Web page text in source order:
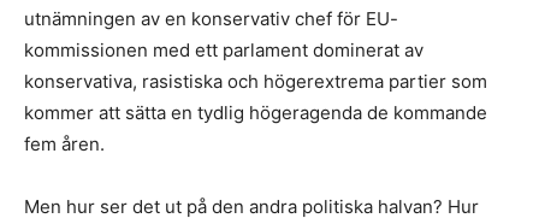
utnämningen av en konservativ chef för EU-
kommissionen med ett parlament dominerat av
konservativa, rasistiska och högerextrema partier som
kommer att sätta en tydlig högeragenda de kommande
fem åren.
Men hur ser det ut på den andra politiska halvan? Hur